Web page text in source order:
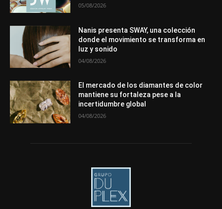
05/08/2026
Nanis presenta SWAY, una colección
donde el movimiento se transforma en
luz y sonido
04/08/2026
El mercado de los diamantes de color
mantiene su fortaleza pese a la
incertidumbre global
04/08/2026